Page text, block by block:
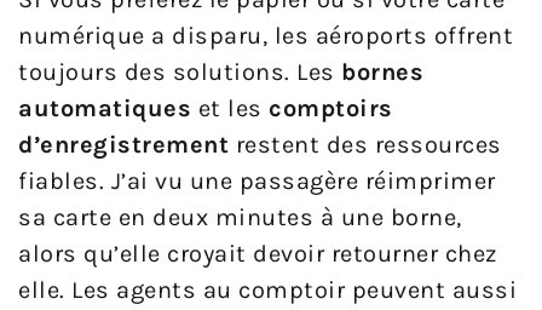
numérique a disparu, les aéroports offrent
toujours des solutions. Les bornes
automatiques et les comptoirs
d’enregistrement restent des ressources
fiables. J’ai vu une passagère réimprimer
sa carte en deux minutes à une borne,
alors qu’elle croyait devoir retourner chez
elle. Les agents au comptoir peuvent aussi